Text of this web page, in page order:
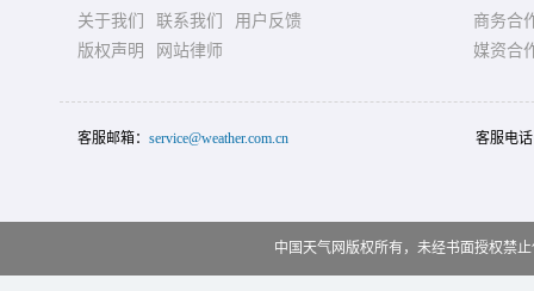
关于我们 联系我们
用户反馈
版权声明
网站律师
商务合
媒资合
客服邮箱： service@weather.com.cn 客服电
中国天气网版权所有，未经书面授权